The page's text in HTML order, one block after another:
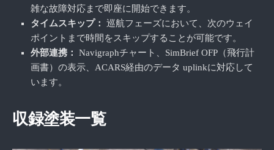
雑な故障対応まで即座に開始できます。
タイムスキップ：
巡航フェーズにおいて、次のウェイ
ポイントまで時間をスキップすることが可能です。
外部連携：
Navigraphチャート、SimBrief OFP（飛行計
画書）の表示、ACARS経由のデータ uplinkに対応して
います。
収録塗装一覧